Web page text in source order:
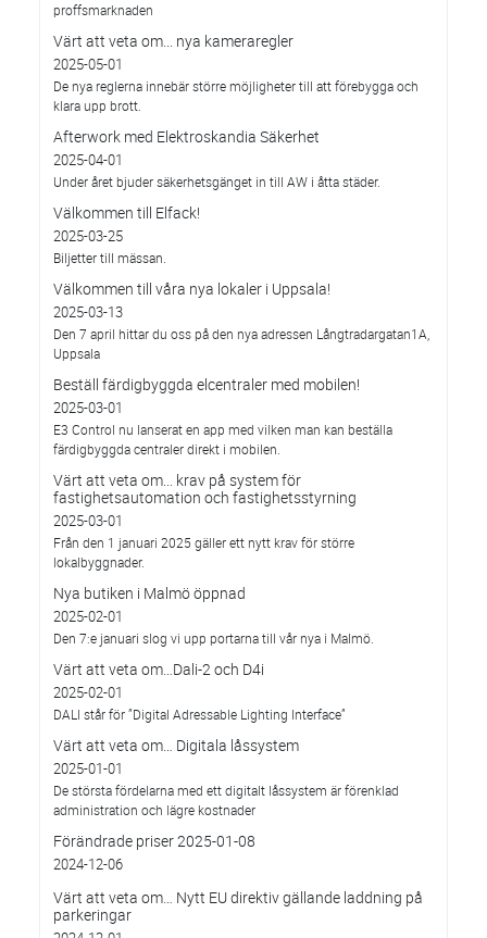
proffsmarknaden
Värt att veta om... nya kameraregler
2025-05-01
De nya reglerna innebär större möjligheter till att förebygga och
klara upp brott.
Afterwork med Elektroskandia Säkerhet
2025-04-01
Under året bjuder säkerhetsgänget in till AW i åtta städer.
Välkommen till Elfack!
2025-03-25
Biljetter till mässan.
Välkommen till våra nya lokaler i Uppsala!
2025-03-13
Den 7 april hittar du oss på den nya adressen Långtradargatan1A,
Uppsala
Beställ färdigbyggda elcentraler med mobilen!
2025-03-01
E3 Control nu lanserat en app med vilken man kan beställa
färdigbyggda centraler direkt i mobilen.
Värt att veta om... krav på system för
fastighetsautomation och fastighetsstyrning
2025-03-01
Från den 1 januari 2025 gäller ett nytt krav för större
lokalbyggnader.
Nya butiken i Malmö öppnad
2025-02-01
Den 7:e januari slog vi upp portarna till vår nya i Malmö.
Värt att veta om…Dali-2 och D4i
2025-02-01
DALI står för ”Digital Adressable Lighting Interface”
Värt att veta om… Digitala låssystem
2025-01-01
De största fördelarna med ett digitalt låssystem är förenklad
administration och lägre kostnader
Förändrade priser 2025-01-08
2024-12-06
Värt att veta om… Nytt EU direktiv gällande laddning på
parkeringar